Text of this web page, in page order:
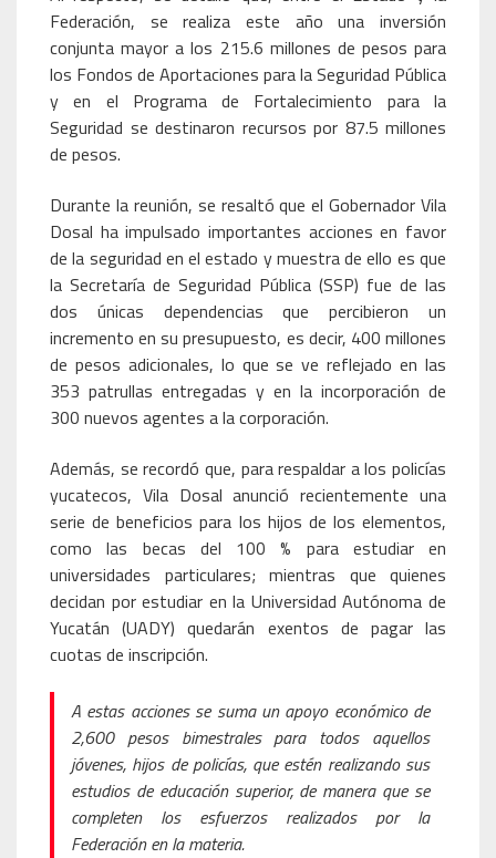
Federación, se realiza este año una inversión
conjunta mayor a los 215.6 millones de pesos para
los Fondos de Aportaciones para la Seguridad Pública
y en el Programa de Fortalecimiento para la
Seguridad se destinaron recursos por 87.5 millones
de pesos.
Durante la reunión, se resaltó que el Gobernador Vila
Dosal ha impulsado importantes acciones en favor
de la seguridad en el estado y muestra de ello es que
la Secretaría de Seguridad Pública (SSP) fue de las
dos únicas dependencias que percibieron un
incremento en su presupuesto, es decir, 400 millones
de pesos adicionales, lo que se ve reflejado en las
353 patrullas entregadas y en la incorporación de
300 nuevos agentes a la corporación.
Además, se recordó que, para respaldar a los policías
yucatecos, Vila Dosal anunció recientemente una
serie de beneficios para los hijos de los elementos,
como las becas del 100 % para estudiar en
universidades particulares; mientras que quienes
decidan por estudiar en la Universidad Autónoma de
Yucatán (UADY) quedarán exentos de pagar las
cuotas de inscripción.
A estas acciones se suma un apoyo económico de
2,600 pesos bimestrales para todos aquellos
jóvenes, hijos de policías, que estén realizando sus
estudios de educación superior, de manera que se
completen los esfuerzos realizados por la
Federación en la materia.